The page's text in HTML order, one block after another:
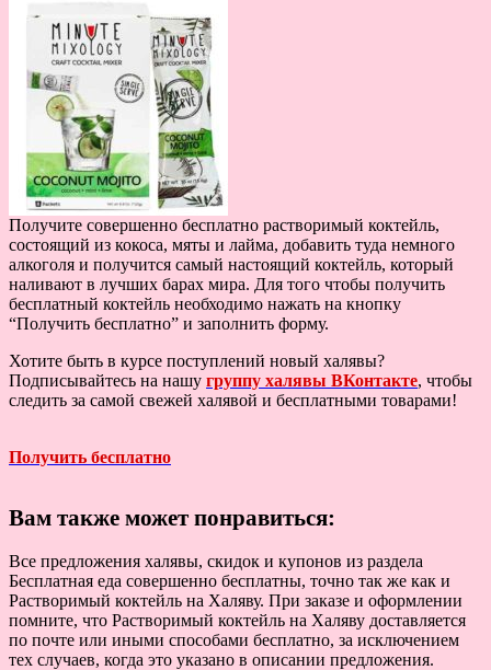
Получите совершенно бесплатно растворимый коктейль,
состоящий из кокоса, мяты и лайма, добавить туда немного
алкоголя и получится самый настоящий коктейль, который
наливают в лучших барах мира. Для того чтобы получить
бесплатный коктейль необходимо нажать на кнопку
“Получить бесплатно” и заполнить форму.
Хотите быть в курсе поступлений новый халявы?
Подписывайтесь на нашу группу халявы ВКонтакте, чтобы
следить за самой свежей халявой и бесплатными товарами!
Получить бесплатно
Вам также может понравиться:
Все предложения халявы, скидок и купонов из раздела
Бесплатная еда совершенно бесплатны, точно так же как и
Растворимый коктейль на Халяву. При заказе и оформлении
помните, что Растворимый коктейль на Халяву доставляется
по почте или иными способами бесплатно, за исключением
тех случаев, когда это указано в описании предложения.